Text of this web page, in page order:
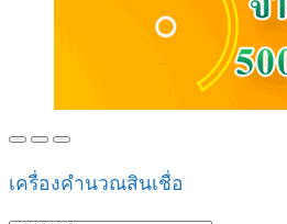
เครื่องคำนวณสินเชื่อ